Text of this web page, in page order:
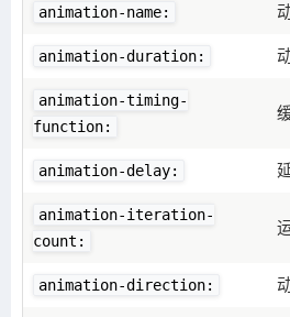
animation-name:
animation-duration:
animation-timing-
function:
animation-delay:
animation-iteration-
count:
animation-direction: